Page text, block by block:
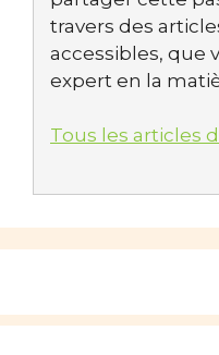
travers des
accessibles, que
expert en la
Tous les articles